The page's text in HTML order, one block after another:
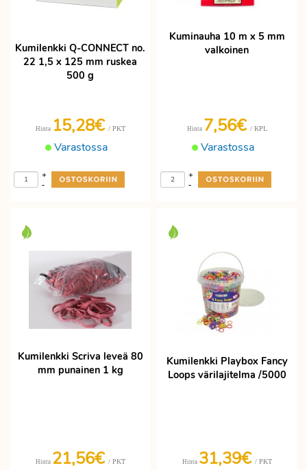
Kumilenkki Q-CONNECT no.
22 1,5 x 125 mm ruskea
500 g
Varastossa
Hinta 15,28€ / PKT
-
+
Kuminauha 10 m x 5 mm
valkoinen
Varastossa
Hinta 7,56€ / KPL
-
+
Kumilenkki Scriva leveä 80
mm punainen 1 kg
Hinta 21,56€ / PKT
Kumilenkki Playbox Fancy
Loops värilajitelma /5000
Hinta 31,39€ / PKT